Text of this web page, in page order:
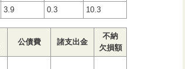
3.9 0.3 10.3
公債費 諸支出金
不納
欠損額